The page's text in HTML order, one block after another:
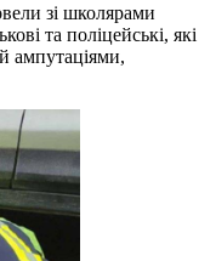
зі школярами
та поліцейські, які
ампутаціями,